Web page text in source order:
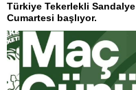
Türkiye Tekerlekli
Cumartesi başlıyor.